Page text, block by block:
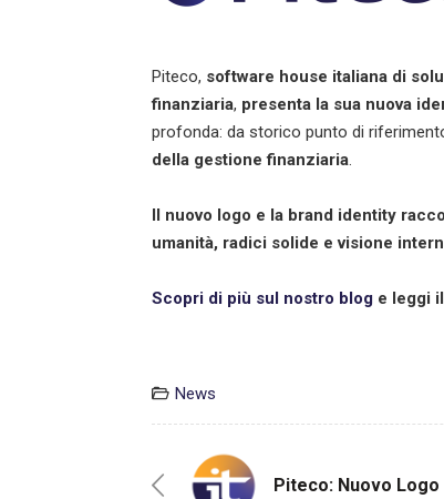
Piteco, software house italiana di
finanziaria, presenta la sua nuova
profonda: da storico punto di
della gestione finanziaria
Il nuovo logo e la brand identity
umanità, radici solide e visione
Scopri di più sul nostro blog e leggi il
News